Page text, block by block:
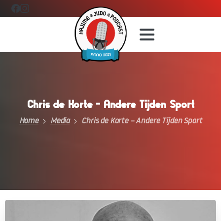
Chris de Korte – Andere Tijden Sport
Home Media Chris de Korte – Andere Tijden Sport